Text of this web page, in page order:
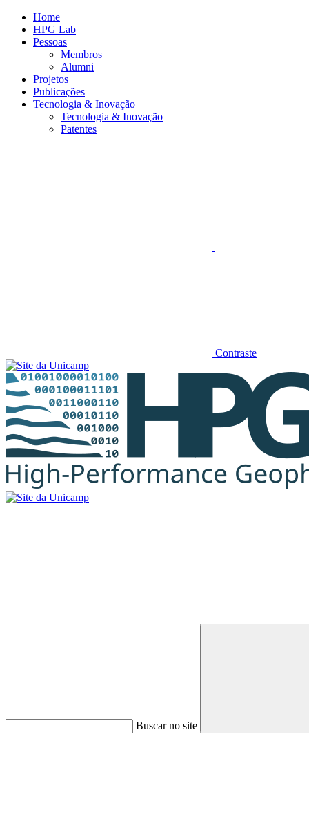
Conteúdo principal
Home
HPG Lab
Pessoas
Membros
Alumni
Projetos
Publicações
Tecnologia & Inovação
Tecnologia & Inovação
Patentes
Contraste
Buscar no site